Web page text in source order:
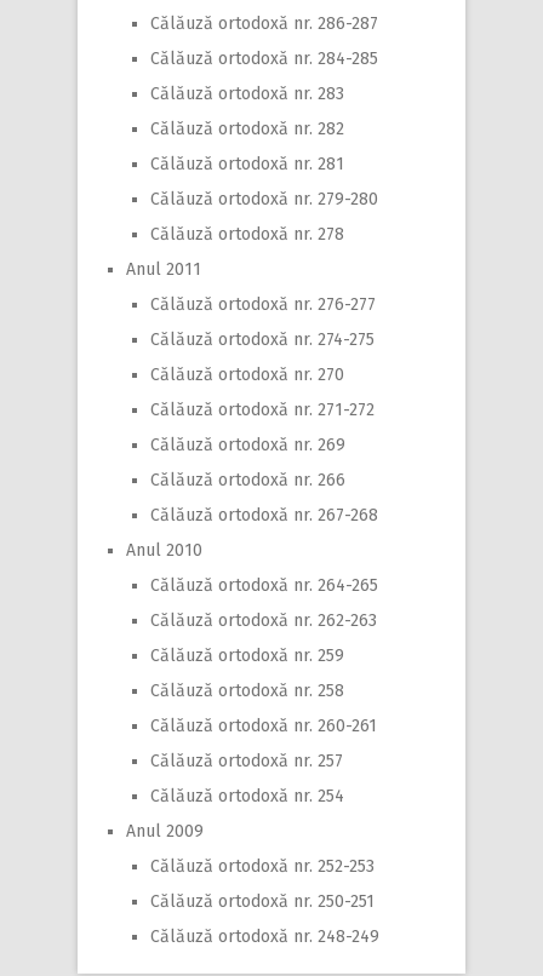
Călăuză ortodoxă nr. 286-287
Călăuză ortodoxă nr. 284-285
Călăuză ortodoxă nr. 283
Călăuză ortodoxă nr. 282
Călăuză ortodoxă nr. 281
Călăuză ortodoxă nr. 279-280
Călăuză ortodoxă nr. 278
Anul 2011
Călăuză ortodoxă nr. 276-277
Călăuză ortodoxă nr. 274-275
Călăuză ortodoxă nr. 270
Călăuză ortodoxă nr. 271-272
Călăuză ortodoxă nr. 269
Călăuză ortodoxă nr. 266
Călăuză ortodoxă nr. 267-268
Anul 2010
Călăuză ortodoxă nr. 264-265
Călăuză ortodoxă nr. 262-263
Călăuză ortodoxă nr. 259
Călăuză ortodoxă nr. 258
Călăuză ortodoxă nr. 260-261
Călăuză ortodoxă nr. 257
Călăuză ortodoxă nr. 254
Anul 2009
Călăuză ortodoxă nr. 252-253
Călăuză ortodoxă nr. 250-251
Călăuză ortodoxă nr. 248-249